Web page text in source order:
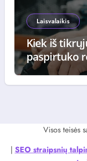
Laisvalaikis
Kiek iš
paspirtuko
priklauso
Visos teisės
| SEO straipsnių